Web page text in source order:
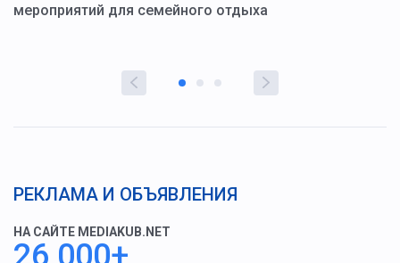
мероприятий для семейного отдыха
РЕКЛАМА И ОБЪЯВЛЕНИЯ
НА САЙТЕ MEDIAKUB.NET
26 000+